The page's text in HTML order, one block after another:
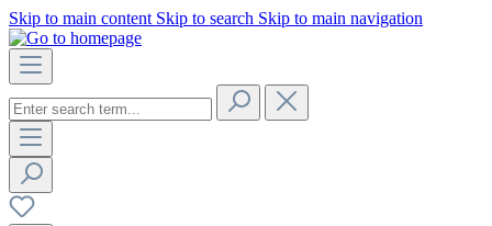
Skip to main content Skip to search Skip to main navigation